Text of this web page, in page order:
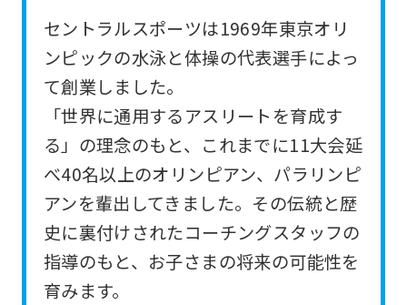
セントラルスポーツは1969年東京オリ
ンピックの水泳と体操の代表選手によっ
て創業しました。
「世界に通用するアスリートを育成す
る」の理念のもと、これまでに11大会延
べ40名以上のオリンピアン、パラリンピ
アンを輩出してきました。その伝統と歴
史に裏付けされたコーチングスタッフの
指導のもと、お子さまの将来の可能性を
育みます。
For
foreigners
Central
Sports